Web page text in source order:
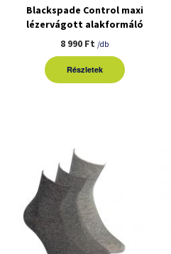
Blackspade Control maxi
lézervágott alakformáló
fehérnemű
8 990 Ft /db
Részletek